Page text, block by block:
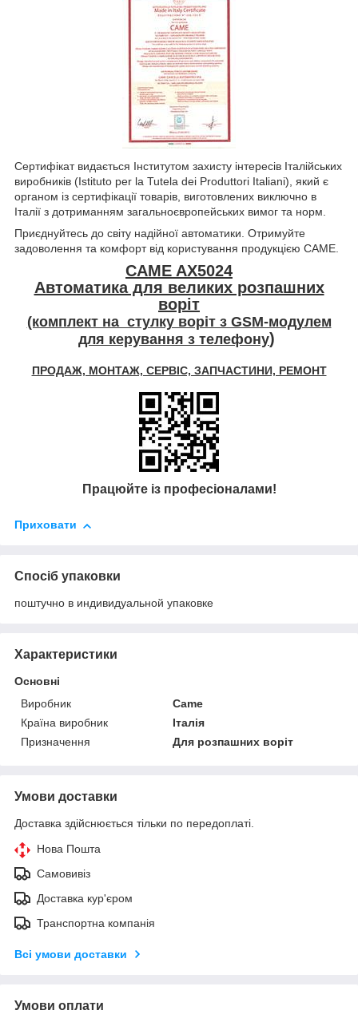
Сертифікат видається Інститутом захисту інтересів Італійських
виробників (Istituto per la Tutela dei Produttori Italiani), який є
органом із сертифікації товарів, виготовлених виключно в
Італії з дотриманням загальноєвропейських вимог та норм.
Приєднуйтесь до світу надійної автоматики. Отримуйте
задоволення та комфорт від користування продукцією CAME.
CAME AX5024
Автоматика для великих розпашних
воріт
(комплект на стулку воріт з GSM-модулем
для керування з телефону)
ПРОДАЖ, МОНТАЖ, СЕРВІС, ЗАПЧАСТИНИ, РЕМОНТ
Працюйте із професіоналами!
Приховати
Спосіб упаковки
поштучно в индивидуальной упаковке
Характеристики
Основні
Виробник
Came
Країна виробник
Італія
Призначення
Для розпашних воріт
Умови доставки
Доставка здійснюється тільки по передоплаті.
Нова Пошта
Самовивіз
Доставка кур'єром
Транспортна компанія
Всі умови доставки
Умови оплати